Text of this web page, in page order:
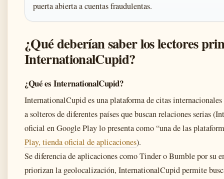
puerta abierta a cuentas fraudulentas.
¿Qué deberían saber los lectores
InternationalCupid?
¿Qué es InternationalCupid?
InternationalCupid es una plataforma de citas
a solteros de diferentes países que buscan relaciones serias
oficial en Google Play lo presenta como “una de las
Play, tienda oficial de aplicaciones).
Se diferencia de aplicaciones como Tinder o Bumble por su
priorizan la geolocalización, InternationalCupid permite